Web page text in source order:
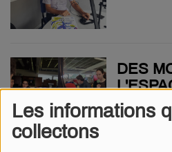
Les informations
collectons
DES